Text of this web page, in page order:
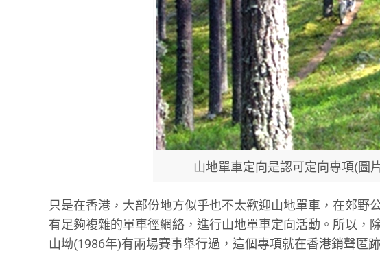
山地單車定向是認可定向專項(圖
只是在香港，大部份地方似乎也不太歡迎山地單車，在郊野
有足夠複雜的單車徑網絡，進行山地單車定向活動。所以，
山坳(1986年)有兩場賽事舉行過，這個專項就在香港銷聲匿